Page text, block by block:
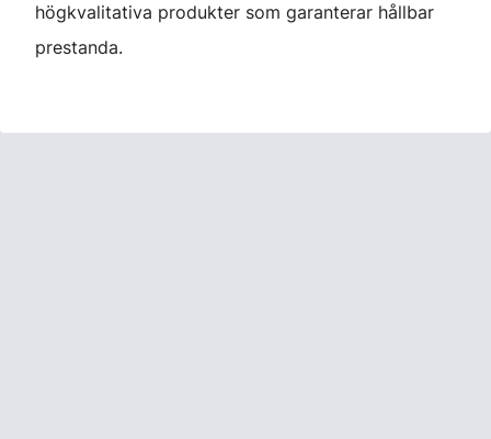
högkvalitativa produkter som garanterar hållbar
prestanda.